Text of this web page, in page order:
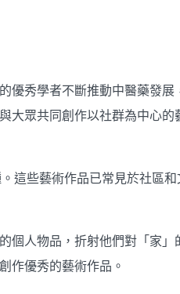
優秀學者不斷推動中醫藥發展
大眾共同創作以社群為中心的
這些藝術作品已常見於社區
個人物品，折射他們對「家」
作優秀的藝術作品。